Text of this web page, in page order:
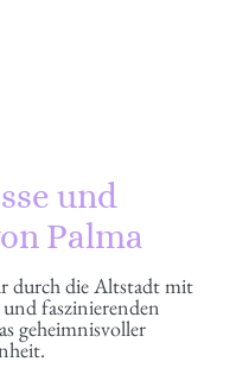
und
Palma
durch die Altstadt mit
faszinierenden
geheimnisvoller